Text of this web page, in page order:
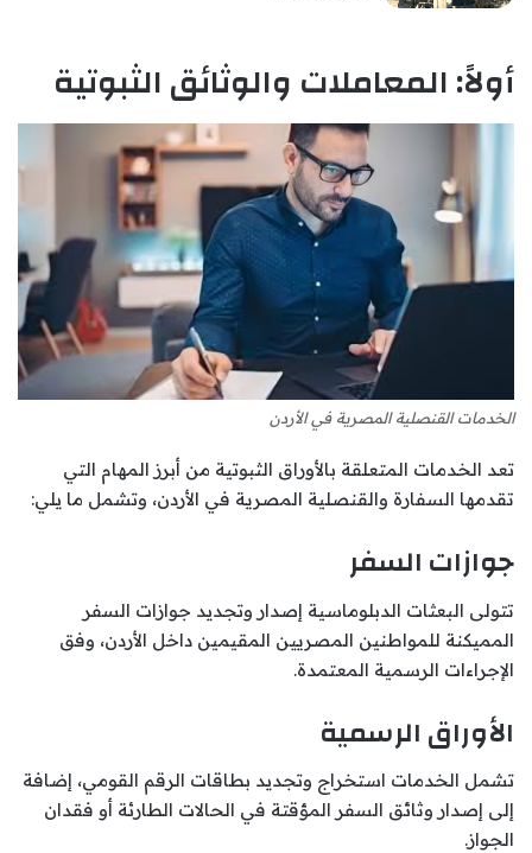
أولاً: المعاملات والوثائق الثبوتية
الخدمات القنصلية المصرية في الأردن
تعد الخدمات المتعلقة بالأوراق الثبوتية من أبرز المهام التي
تقدمها السفارة والقنصلية المصرية في الأردن، وتشمل ما يلي:
جوازات السفر
تتولى البعثات الدبلوماسية إصدار وتجديد جوازات السفر
المميكنة للمواطنين المصريين المقيمين داخل الأردن، وفق
الإجراءات الرسمية المعتمدة.
الأوراق الرسمية
تشمل الخدمات استخراج وتجديد بطاقات الرقم القومي، إضافة
إلى إصدار وثائق السفر المؤقتة في الحالات الطارئة أو فقدان
الجواز.